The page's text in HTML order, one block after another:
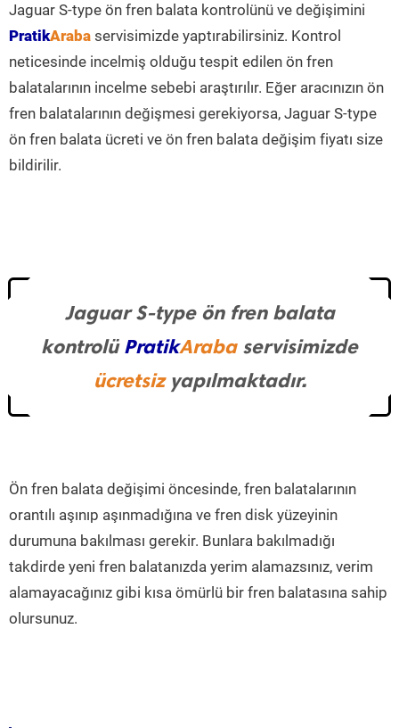
Jaguar S-type ön fren balata kontrolünü ve değişimini
PratikAraba servisimizde yaptırabilirsiniz. Kontrol
neticesinde incelmiş olduğu tespit edilen ön fren
balatalarının incelme sebebi araştırılır. Eğer aracınızın ön
fren balatalarının değişmesi gerekiyorsa, Jaguar S-type
ön fren balata ücreti ve ön fren balata değişim fiyatı size
bildirilir.
Jaguar S-type ön fren balata
kontrolüPratikArabaservisimizde
ücretsizyapılmaktadır.
Ön fren balata değişimi öncesinde, fren balatalarının
orantılı aşınıp aşınmadığına ve fren disk yüzeyinin
durumuna bakılması gerekir. Bunlara bakılmadığı
takdirde yeni fren balatanızda yerim alamazsınız, verim
alamayacağınız gibi kısa ömürlü bir fren balatasına sahip
olursunuz.